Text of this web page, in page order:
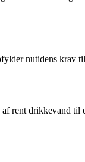
nutidens krav
rent drikkevand til